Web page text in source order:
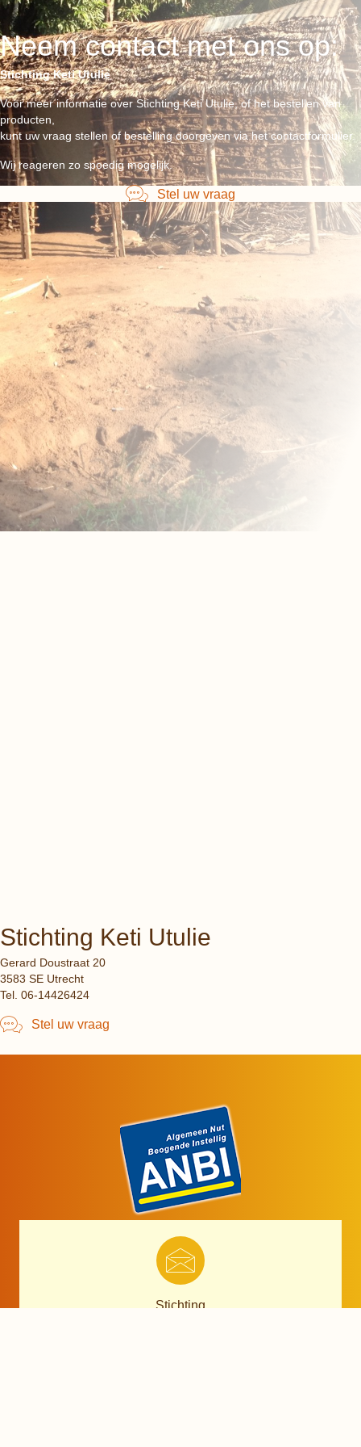
Neem contact met ons op:
Stichting Keti Utulie
Voor meer informatie over Stichting Keti Utulie, of het bestellen van
producten,
kunt uw vraag stellen of bestelling doorgeven via het contactformulier.
Wij reageren zo spoedig mogelijk.
Stel uw vraag
Stichting Keti Utulie
Gerard Doustraat 20
3583 SE Utrecht
Tel. 06-14426424
Stel uw vraag
Stichting